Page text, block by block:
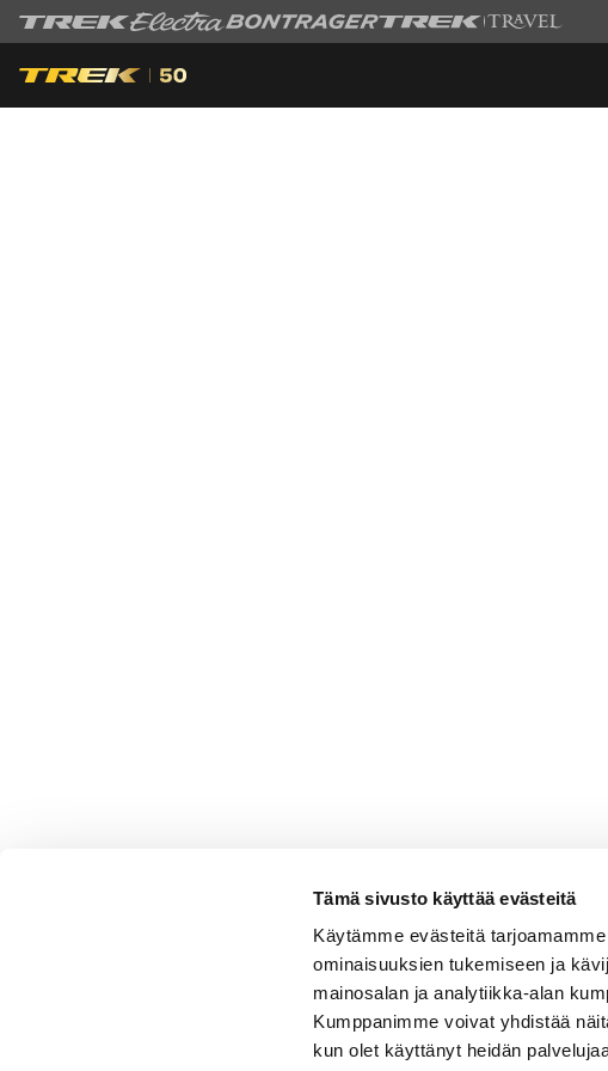
Tämä sivusto käyttää evästeitä
Käytämme evästeitä
ominaisuuksien tukemiseen ja
mainosalan ja analytiikka-alan
Kumppanimme voivat yhdistää
kun olet käyttänyt heidän